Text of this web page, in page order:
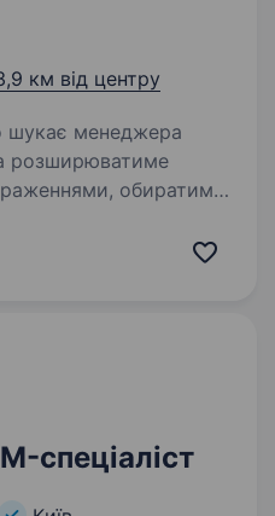
км від центру
розширюватиме
обиратиме
сайті була якісною,
спеціаліст